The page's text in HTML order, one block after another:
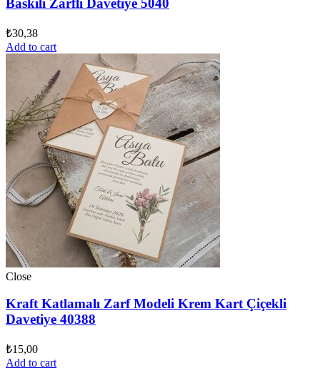
Baskılı Zarflı Davetiye 5040
₺30,38
Add to cart
Close
Kraft Katlamalı Zarf Modeli Krem Kart Çiçekli
Davetiye 40388
₺15,00
Add to cart